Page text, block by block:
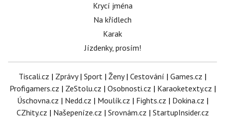
Krycí jména
Na křídlech
Karak
Jízdenky, prosím!
Tiscali.cz | Zprávy| Sport | Ženy| Cestování | Games.cz |
Profigamers.cz | ZeStolu.cz | Osobnosti.cz | Karaoketexty.cz |
Úschovna.cz | Nedd.cz | Moulík.cz | Fights.cz | Dokina.cz |
CZhity.cz | Našepeníze.cz | Srovnám.cz | StartupInsider.cz